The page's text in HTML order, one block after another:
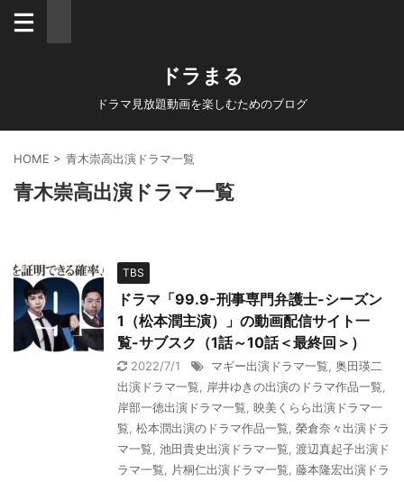
ドラまる
ドラマ見放題動画を楽しむためのブログ
HOME > 青木崇高出演ドラマ一覧
青木崇高出演ドラマ一覧
TBS
ドラマ「99.9-刑事専門弁護士-シーズン
1（松本潤主演）」の動画配信サイト一
覧-サブスク（1話～10話＜最終回＞）
2022/7/1 マギー出演ドラマ一覧 奥田瑛二
出演ドラマ一覧
岸井ゆきの出演のドラマ作品一覧
岸部一徳出演ドラマ一覧 映美くらら出演ドラマ一
覧 松本潤出演のドラマ作品一覧 榮倉奈々出演ドラ
マ一覧 池田貴史出演ドラマ一覧 渡辺真起子出演ド
ラマ一覧
片桐仁出演ドラマ一覧 藤本隆宏出演ドラ